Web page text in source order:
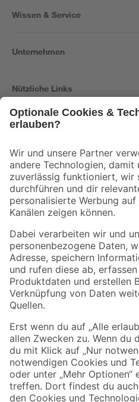
Wissen & Service
Unternehmen
Nützliche Links
Der toom Newsletter: Keine Angebote
Zur Newsletter Anmeldung
Folge uns
Zahlungsarten
Sicher einkaufen
Jetzt die toom-App